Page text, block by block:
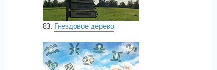
83. Гнездовое дерево